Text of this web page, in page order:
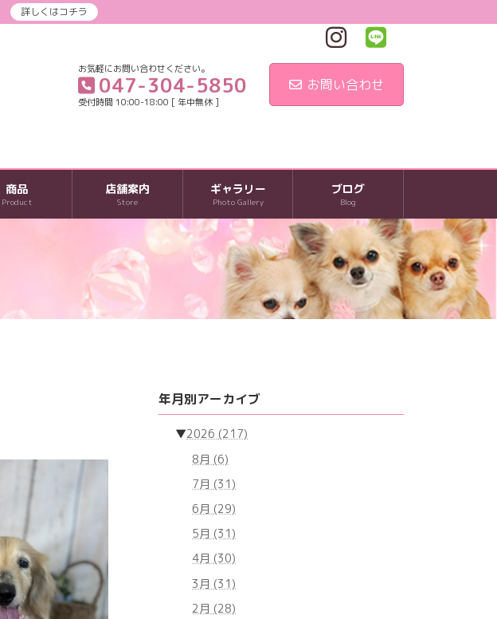
詳しくはコチラ
お気軽にお問い合わせください。
047-304-5850
受付時間 10:00-18:00 [ 年中無休 ]
お問い合わせ
商品
Product
店舗案内
Store
ギャラリー
Photo Gallery
ブログ
Blog
年月別アーカイブ
▼2026 (217)
8月 (6)
7月 (31)
6月 (29)
5月 (31)
4月 (30)
3月 (31)
2月 (28)